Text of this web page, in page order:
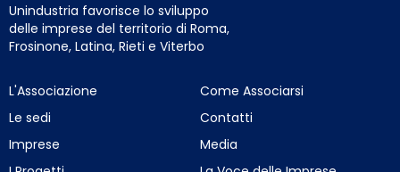
Unindustria favorisce lo sviluppo
delle imprese del territorio di Roma,
Frosinone, Latina, Rieti e Viterbo
L'Associazione
Le sedi
Imprese
Come Associarsi
Contatti
Media